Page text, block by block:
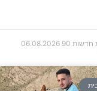
90
06.08.2026